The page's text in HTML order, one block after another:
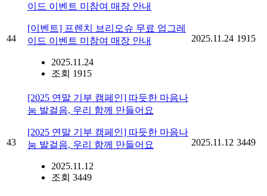
44
이드 이벤트 미참여 매장 안내
[이벤트] 프렌치 브리오슈 무료 업그레
이드 이벤트 미참여 매장 안내
2025.11.24
조회 1915
2025.11.24 1915
43
[2025 연말 기부 캠페인] 따듯한 마음나
눔 발걸음, 우리 함께 만들어요
[2025 연말 기부 캠페인] 따듯한 마음나
눔 발걸음, 우리 함께 만들어요
2025.11.12
조회 3449
2025.11.12 3449